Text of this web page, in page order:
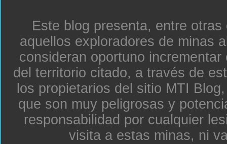
Este blog presenta, entre
aquellos exploradores de minas
consideran oportuno
del territorio citado, a través de
los propietarios del sitio MTI
que son muy peligrosas y
responsabilidad por cualquier
visita a estas minas, ni